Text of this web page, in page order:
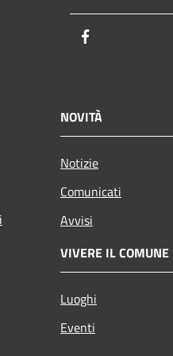
NOVITÀ
Notizie
Comunicati
Avvisi
VIVERE IL COMUNE
Luoghi
Eventi